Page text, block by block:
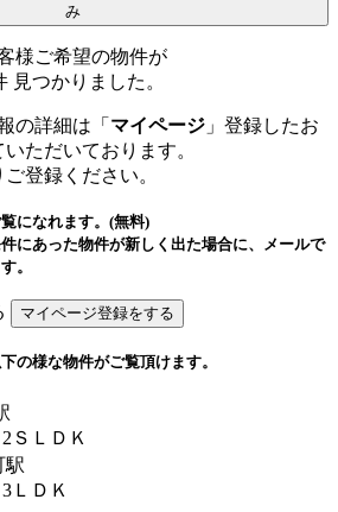
み
様ご希望の物件が
見つかりました。
の詳細は「 マイページ 」登録したお
ただいております。
登録ください。
になれます。(無料)
にあった物件が新しく出た場合に、メールで
。
の様な物件がご覧頂けます。
ＳＬＤＫ
駅
ＬＤＫ